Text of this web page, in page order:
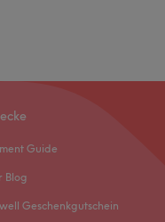
Guide
Blog
Geschenkgutschein